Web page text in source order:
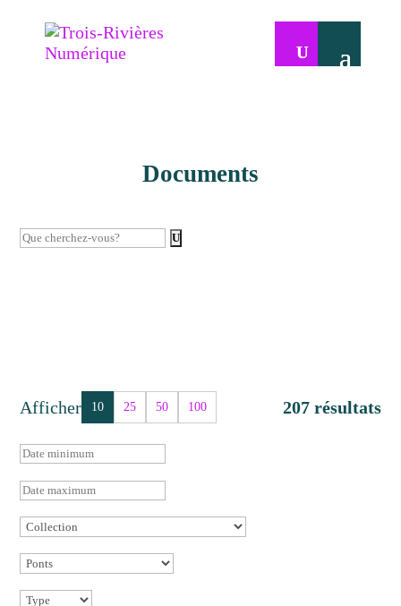
Documents
Afficher 10 25 50 100 207 résultats